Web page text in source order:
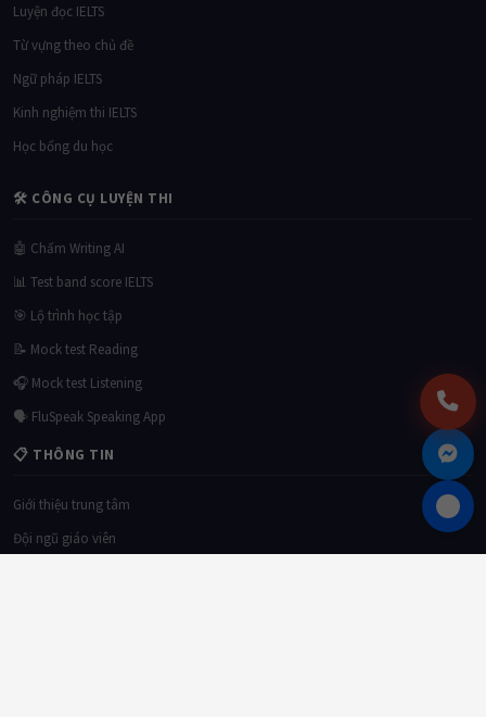
Luyện đọc IELTS
Từ vựng theo chủ đề
Ngữ pháp IELTS
Kinh nghiệm thi IELTS
Học bổng du học
🛠 CÔNG CỤ LUYỆN THI
🤖 Chấm Writing AI
📊 Test band score IELTS
🎯 Lộ trình học tập
📝 Mock test Reading
🎧 Mock test Listening
🗣 FluSpeak Speaking App
📋 THÔNG TIN
Giới thiệu trung tâm
Đội ngũ giáo viên